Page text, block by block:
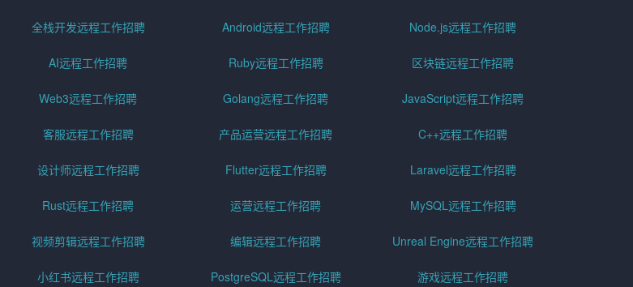
全栈开发远程工作招聘 Android远程工作招聘 Node.js远程工作招聘
AI远程工作招聘 Ruby远程工作招聘 区块链远程工作招聘
Web3远程工作招聘 Golang远程工作招聘 JavaScript远程工作招聘
客服远程工作招聘 产品运营远程工作招聘 C++远程工作招聘
设计师远程工作招聘 Flutter远程工作招聘 Laravel远程工作招聘
Rust远程工作招聘 运营远程工作招聘 MySQL远程工作招聘
视频剪辑远程工作招聘 编辑远程工作招聘 Unreal Engine远程工作招聘
小红书远程工作招聘 PostgreSQL远程工作招聘 游戏远程工作招聘